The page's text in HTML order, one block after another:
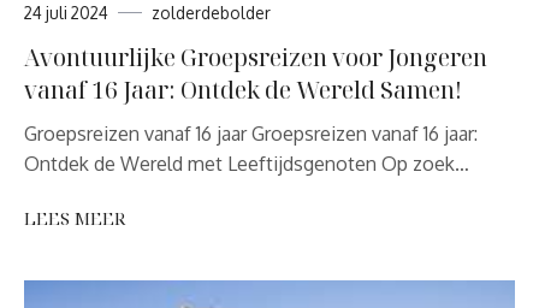
24 juli 2024 zolderdebolder
Avontuurlijke Groepsreizen voor Jongeren
vanaf 16 Jaar: Ontdek de Wereld Samen!
Groepsreizen vanaf 16 jaar Groepsreizen vanaf 16 jaar:
Ontdek de Wereld met Leeftijdsgenoten Op zoek…
LEES MEER